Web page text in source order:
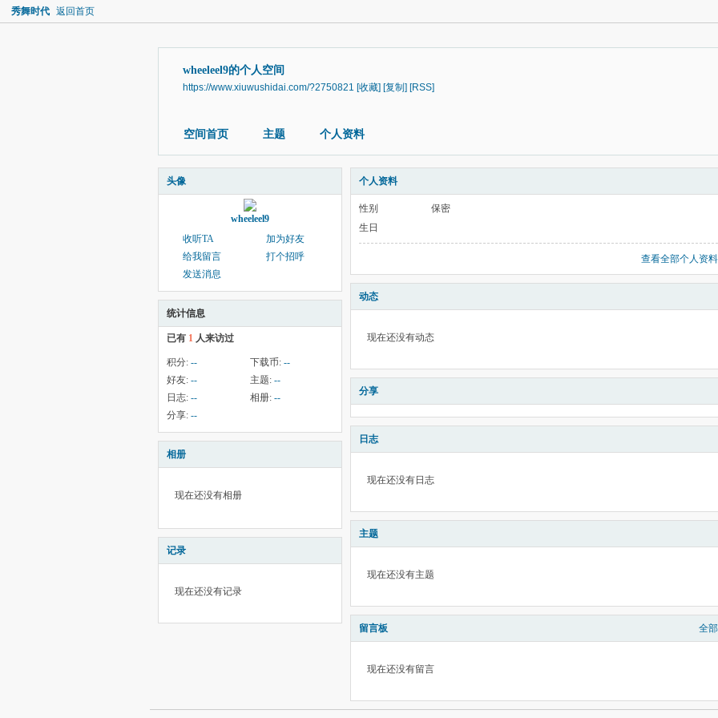
秀舞时代 返回首页
wheeleel9的个人空间
https://www.xiuwushidai.com/?2750821 [收藏] [复制] [RSS]
空间首页 主题 个人资料
头像
wheeleel9
收听TA
加为好友
给我留言
打个招呼
发送消息
统计信息
已有 1 人来访过
积分: -- 下载币: --
好友: -- 主题: --
日志: -- 相册: --
分享: --
相册
现在还没有相册
记录
现在还没有记录
个人资料
性别
保密
生日
查看全部个人资料
动态
现在还没有动态
分享
日志
现在还没有日志
主题
现在还没有主题
留言板 全部
现在还没有留言